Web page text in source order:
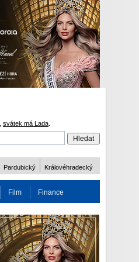
svátek má Lada
Pardubický Královéhradecký
Film Finance
ODM 2016